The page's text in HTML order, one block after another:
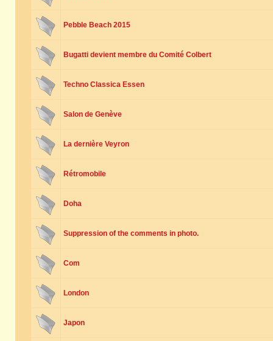
Pebble Beach 2015
Bugatti devient membre du Comité Colbert
Techno Classica Essen
Salon de Genève
La dernière Veyron
Rétromobile
Doha
Suppression of the comments in photo.
Com
London
Japon